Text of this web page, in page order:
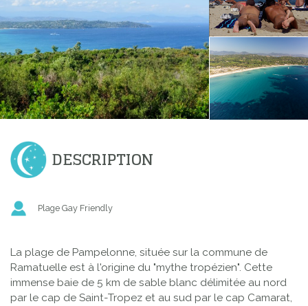
DESCRIPTION
Plage Gay Friendly
La plage de Pampelonne, située sur la commune de
Ramatuelle est à l'origine du "mythe tropézien". Cette
immense baie de 5 km de sable blanc délimitée au nord
par le cap de Saint-Tropez et au sud par le cap Camarat,